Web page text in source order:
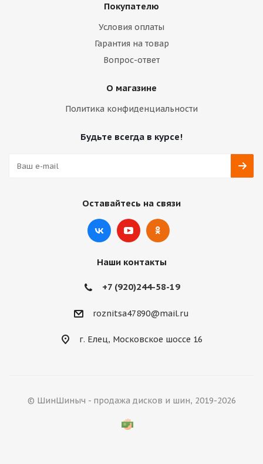
Покупателю
Условия оплаты
Гарантия на товар
Вопрос-ответ
О магазине
Политика конфиденциальности
Будьте всегда в курсе!
Оставайтесь на связи
Наши контакты
+7 (920)244-58-19
roznitsa47890@mail.ru
г. Елец, Московское шоссе 16
© ШинШиныч - продажа дисков и шин, 2019-2026